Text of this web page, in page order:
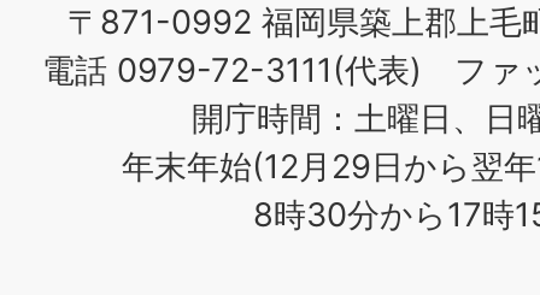
〒871-0992 福岡県築上郡上毛
電話 0979-72-3111(代表) ファ
開庁時間：土曜日、日
年末年始(12月29日から翌
8時30分から17時